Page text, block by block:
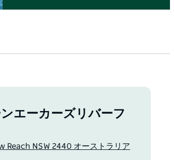
エーカーズリバーフ
Reach NSW 2440 オーストラリア